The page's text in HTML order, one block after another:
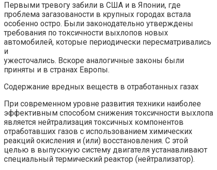
Первыми тревогу забили в США и в Японии, где
проблема загазованости в крупных городах встала
особенно остро. Были законодательно утверждены
требования по токсичности выхлопов новых
автомобилей, которые периодически пересматривались
и
ужесточались. Вскоре аналогичные законы были
приняты и в странах Европы.
Содержание вредных веществ в отработанных газах
При современном уровне развития техники наиболее
эффективным способом снижения токсичности выхлопа
является нейтрализация токсичных компонентов
отработавших газов с использованием химических
реакций окисления и (или) восстановления. С этой
целью в выпускную систему двигателя устанавливают
специальный термический реактор (нейтрализатор).